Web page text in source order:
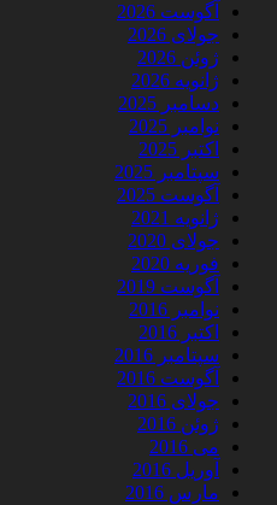
آگوست 2026
جولای 2026
ژوئن 2026
ژانویه 2026
دسامبر 2025
نوامبر 2025
اکتبر 2025
سپتامبر 2025
آگوست 2025
ژانویه 2021
جولای 2020
فوریه 2020
آگوست 2019
نوامبر 2016
اکتبر 2016
سپتامبر 2016
آگوست 2016
جولای 2016
ژوئن 2016
می 2016
آوریل 2016
مارس 2016